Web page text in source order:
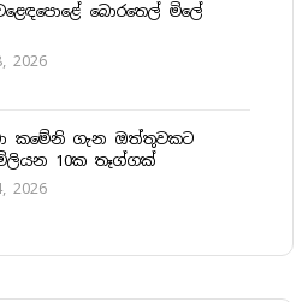
බොරතෙල් මිලේ
2026
කමේනි ගැන ඔත්තුවකට
10ක තෑග්ගක්
2026